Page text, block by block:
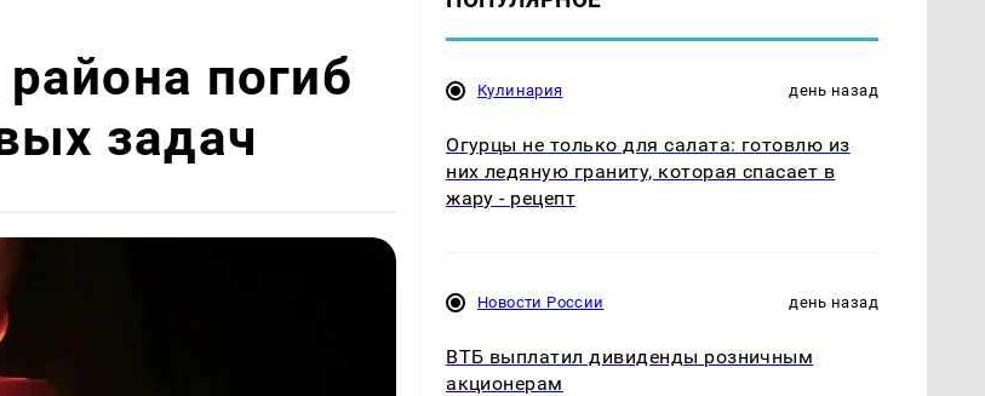
погиб
задач
Кулинария день назад
Огурцы не только для салата: готовлю из
них ледяную граниту, которая спасает в
жару - рецепт
Новости России день назад
ВТБ выплатил дивиденды розничным
акционерам